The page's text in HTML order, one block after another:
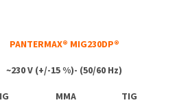
PANTERMAX® MIG230DP®
~230 V (+/-15 %)- (50/60 Hz)
MMA
TIG